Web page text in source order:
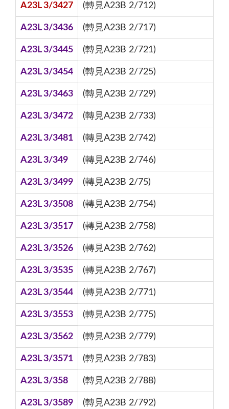
A23L 3/3427 (轉見A23B 2/712)
A23L 3/3436 (轉見A23B 2/717)
A23L 3/3445 (轉見A23B 2/721)
A23L 3/3454 (轉見A23B 2/725)
A23L 3/3463 (轉見A23B 2/729)
A23L 3/3472 (轉見A23B 2/733)
A23L 3/3481 (轉見A23B 2/742)
A23L 3/349 (轉見A23B 2/746)
A23L 3/3499 (轉見A23B 2/75)
A23L 3/3508 (轉見A23B 2/754)
A23L 3/3517 (轉見A23B 2/758)
A23L 3/3526 (轉見A23B 2/762)
A23L 3/3535 (轉見A23B 2/767)
A23L 3/3544 (轉見A23B 2/771)
A23L 3/3553 (轉見A23B 2/775)
A23L 3/3562 (轉見A23B 2/779)
A23L 3/3571 (轉見A23B 2/783)
A23L 3/358 (轉見A23B 2/788)
A23L 3/3589 (轉見A23B 2/792)